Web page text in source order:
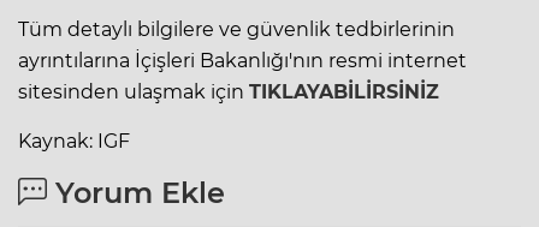
Tüm detaylı bilgilere ve güvenlik tedbirlerinin
ayrıntılarına İçişleri Bakanlığı'nın resmi internet
sitesinden ulaşmak için TIKLAYABİLİRSİNİZ
Kaynak: IGF
Yorum Ekle